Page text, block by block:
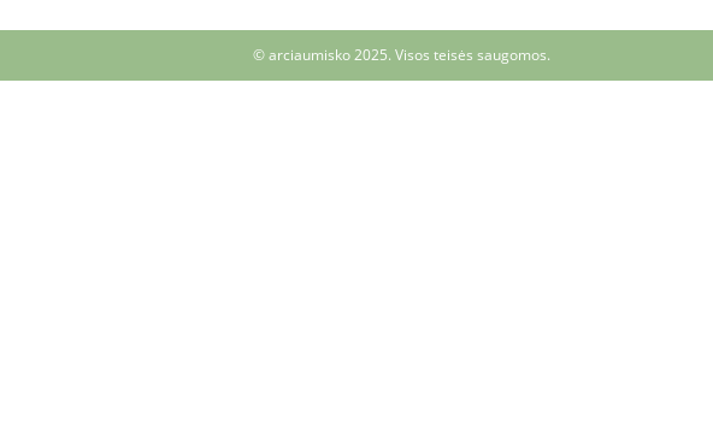
© arciaumisko 2025. Visos teisės saugomos.